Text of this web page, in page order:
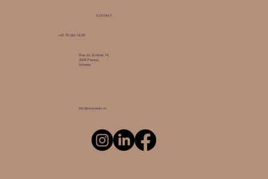
KONTAKT
info@nmevents.ch
Rue du Tombet 14,
2034 Peseux,
Schweiz
+41 79 263 14 09